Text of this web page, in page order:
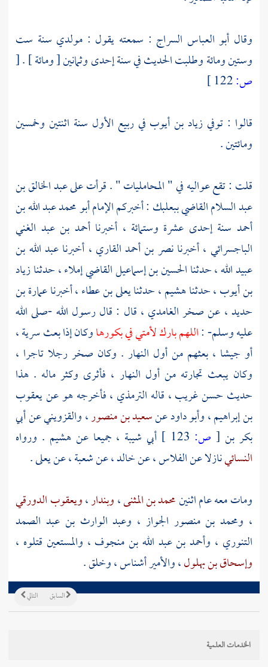
وقال أبو العباس السراج : سمعته يقول : مولدي سنة ست
وستين ومائة وطلبت الحديث في سنة إحدى وثمانين [ ومائة ] .[
ص:
قالوا : توفيزياد بن أيوب في ربيع الأول سنة اثنتين وخمسين
ومائتين .
قلت : تقع عواليه في " المحامليات " . قرأت علىعبد الخالق بن
عبد السلام القاضيببعلبك : أخبركمالإمام أبو محمد عبد الله بن
أحمد سنة إحدى عشرة وستمائة ، أخبرناأحمد بن عبد الغني
الباجسرائي ، أخبرنانصر بن أحمد القاري ، أخبرناعبد الله بن
عبيد الله، حدثناالحسين بن إسماعيل القاضيإملاء ، حدثنازياد
بن أيوب، حدثناهشيم، حدثنايعلى بن عطاء، أخبرناعمارة بن
حديد، عنصخر الغامدي ، قال : قال رسول الله -صلى الله
عليه وسلم- :اللهم بارك لأمتي في بكورهاوكان إذا بعث سرية ،
أو جيشا ، بعثهم من أول النهار . وكان صخررجلا تاجرا ،
وكان يبعث تجارته من أول النهار ، فأثرى وكثر ماله . هذا
حديث حسن غريب ، قاله الترمذي ، فأخرجه هو عنيعقوب
بن إبراهيم،وأبو داودعنسعيد بن منصور،والقزوينيعنأبي
بكر بن [ ص: أبي شيبة ، جميعا عنهشيم . ورواه
النسائينازلا عنالفلاس، عنخالد، عنشعبة، عنيعلى.
ومات معه عام اثنينمحمد بن المثنى،وبندار،ويعقوب الدورقي
، ومحمد بن منصور الجواز ، وعبد الوارث بن عبد الصمد
التنوري ، وأحمد بن عبد الله بن منجوف ، والمستعين قتلوه ،
وإسحاق بن بهلول،والأمير أشناس، وخلق .
التالي السابق
الخدمات العلمية